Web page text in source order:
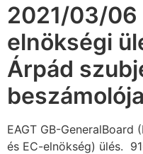
2021/03/06
elnökségi
Árpád
EAGT GB-
és EC-elnökség) ülés.